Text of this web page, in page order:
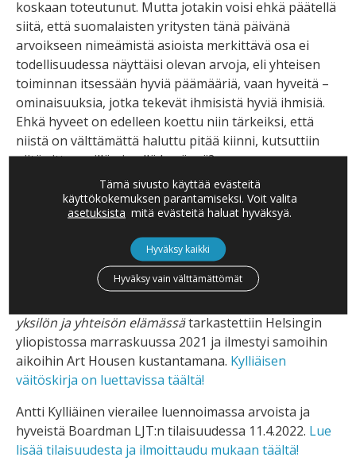
koskaan toteutunut. Mutta jotakin voisi ehkä päätellä
siitä, että suomalaisten yritysten tänä päivänä
arvoikseen nimeämistä asioista merkittävä osa ei
todellisuudessa näyttäisi olevan arvoja, eli yhteisen
toiminnan itsessään hyviä päämääriä, vaan hyveitä –
ominaisuuksia, jotka tekevät ihmisistä hyviä ihmisiä.
Ehkä hyveet on edelleen koettu niin tärkeiksi, että
niistä on välttämättä haluttu pitää kiinni, kutsuttiin
niitä sitten millä nimellä hyvänsä?
Blogin kirjoittajasta
joka on ottanut asiakseen hyveiden palauttamisen
oikealle paikalleen suomalaisessa yhteiskunnassa ja
suomalaisten arjessa. Kylliäisen arvoja ja hyveitä
yksilön ja yhteisön elämässätarkastettiin Helsingin
yliopistossa marraskuussa 2021 ja ilmestyi samoihin
aikoihin Art Housen kustantamana. Kylliäisen
väitöskirja on luettavissa täältä!
Antti Kylliäinen vierailee luennoimassa arvoista ja
hyveistä Boardman LJT:n tilaisuudessa 11.4.2022. Lue
lisää tilaisuudesta ja ilmoittaudu mukaan täältä!
Tämä sivusto käyttää evästeitä
käyttökokemuksen parantamiseksi. Voit valita
asetuksista mitä evästeitä haluat hyväksyä.
Hyväksy kaikki
Hyväksy vain välttämättömät